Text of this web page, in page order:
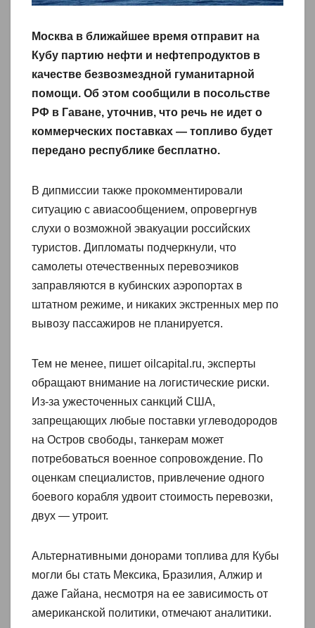
Москва в ближайшее время отправит на
Кубу партию нефти и нефтепродуктов в
качестве безвозмездной гуманитарной
помощи. Об этом сообщили в посольстве
РФ в Гаване, уточнив, что речь не идет о
коммерческих поставках — топливо будет
передано республике бесплатно.
В дипмиссии также прокомментировали
ситуацию с авиасообщением, опровергнув
слухи о возможной эвакуации российских
туристов. Дипломаты подчеркнули, что
самолеты отечественных перевозчиков
заправляются в кубинских аэропортах в
штатном режиме, и никаких экстренных мер по
вывозу пассажиров не планируется.
Тем не менее, пишет oilcapital.ru, эксперты
обращают внимание на логистические риски.
Из-за ужесточенных санкций США,
запрещающих любые поставки углеводородов
на Остров свободы, танкерам может
потребоваться военное сопровождение. По
оценкам специалистов, привлечение одного
боевого корабля удвоит стоимость перевозки,
двух — утроит.
Альтернативными донорами топлива для Кубы
могли бы стать Мексика, Бразилия, Алжир и
даже Гайана, несмотря на ее зависимость от
американской политики, отмечают аналитики.